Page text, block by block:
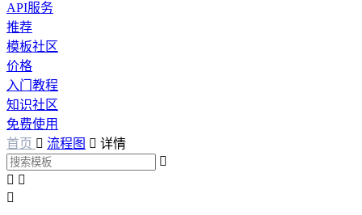
API服务
推荐
模板社区
价格
入门教程
知识社区
免费使用
首页  流程图  详情

 
